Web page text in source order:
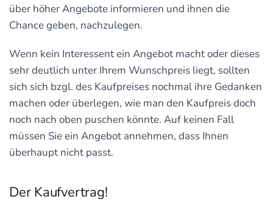
über höher Angebote informieren und ihnen die
Chance geben, nachzulegen.
Wenn kein Interessent ein Angebot macht oder dieses
sehr deutlich unter Ihrem Wunschpreis liegt, sollten
sich sich bzgl. des Kaufpreises nochmal ihre Gedanken
machen oder überlegen, wie man den Kaufpreis doch
noch nach oben puschen könnte. Auf keinen Fall
müssen Sie ein Angebot annehmen, dass Ihnen
überhaupt nicht passt.
Der Kaufvertrag!